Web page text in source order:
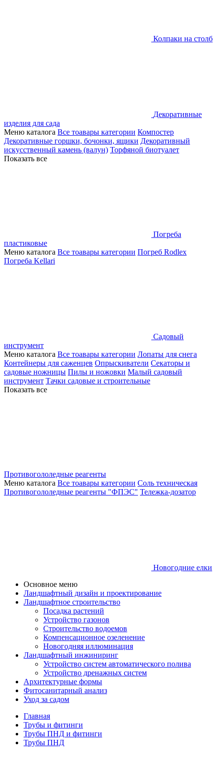
Колпаки на столб
Декоративные
изделия для сада
Меню каталога Все тоавары категории Компостер
Декоративные горшки, бочонки, ящики Декоративный
искусственный камень (валун) Торфяной биотуалет
Показать все
Погреба
пластиковые
Меню каталога Все тоавары категории Погреб Rodlex
Погреба Kellari
Садовый
инструмент
Меню каталога Все тоавары категории Лопаты для снега
Контейнеры для саженцев Опрыскиватели Секаторы и
садовые ножницы Пилы и ножовки Малый садовый
инструмент Тачки садовые и строительные
Показать все
Противогололедные реагенты
Меню каталога Все тоавары категории Соль техническая
Противогололедные реагенты "ФПЭС" Тележка-дозатор
Новогодние елки
Основное меню
Ландшафтный дизайн и проектирование
Ландшафтное строительство
Посадка растений
Устройство газонов
Строительство водоемов
Компенсационное озеленение
Новогодняя иллюминация
Ландшафтный инжиниринг
Устройство систем автоматического полива
Устройство дренажных систем
Aрхитектурные формы
Фитосанитарный анализ
Уход за садом
Главная
Трубы и фитинги
Трубы ПНД и фитинги
Трубы ПНД